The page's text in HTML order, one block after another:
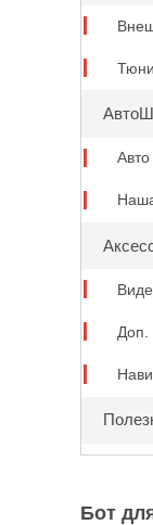
Авто
Доп.
Бот